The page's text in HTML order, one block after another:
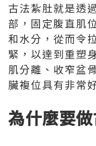
古法紮肚就是透
部，固定腹直肌
和水分，從而令
緊，以達到重塑
肌分離、收窄盆
臟複位具有非常
為什麼要